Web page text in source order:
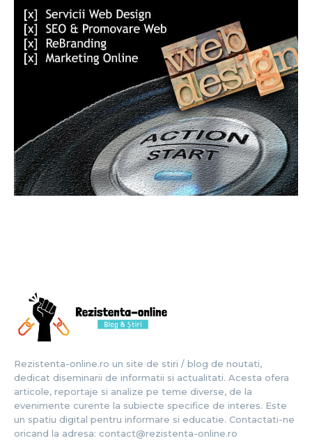
Rezistenta-online.ro un site de stiri / blog de noutati,
dedicat diseminarii de informatii si actualitati. Acesta ofera
articole, reportaje si analize pe teme diverse, de la
evenimente curente la subiecte specifice de interes. Este
un spatiu digital pentru informare si educatie. Contactati-ne
oricand la adresa: contact@rezistenta-online.ro